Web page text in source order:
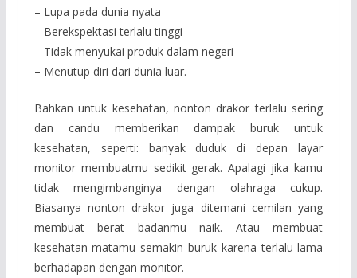
– Lupa pada dunia nyata
– Berekspektasi terlalu tinggi
– Tidak menyukai produk dalam negeri
– Menutup diri dari dunia luar.
Bahkan untuk kesehatan, nonton drakor terlalu sering
dan candu memberikan dampak buruk untuk
kesehatan, seperti: banyak duduk di depan layar
monitor membuatmu sedikit gerak. Apalagi jika kamu
tidak mengimbanginya dengan olahraga cukup.
Biasanya nonton drakor juga ditemani cemilan yang
membuat berat badanmu naik. Atau membuat
kesehatan matamu semakin buruk karena terlalu lama
berhadapan dengan monitor.